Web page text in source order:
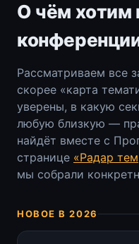
О чём хотим
Рассматриваем все
скорее «карта
уверены, в какую
любую близкую —
найдёт вместе с
странице «Радар
мы собрали
НОВОЕ В 2026